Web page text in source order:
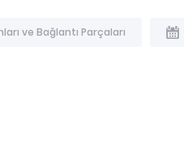
ve Bağlantı Parçaları